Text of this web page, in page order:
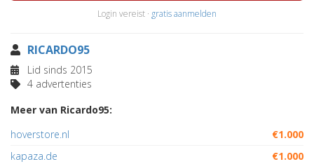
Login vereist · gratis aanmelden
RICARDO95
Lid sinds 2015
4 advertenties
Meer van Ricardo95:
hoverstore.nl
€1.000
kapaza.de
€1.000